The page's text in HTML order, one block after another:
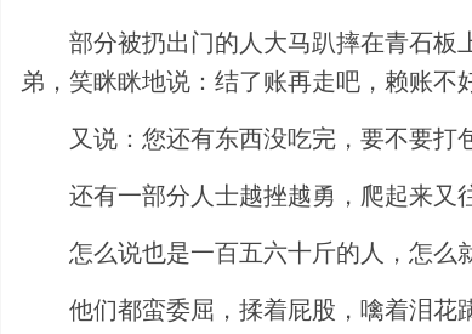
部分被扔出门的人大马趴摔在青石板
弟，笑眯眯地说：结了账再走吧，赖账不
又说：您还有东西没吃完，要不要
还有一部分人士越挫越勇，爬起来
怎么说也是一百五六十斤的人，怎么
他们都蛮委屈，揉着屁股，噙着泪花